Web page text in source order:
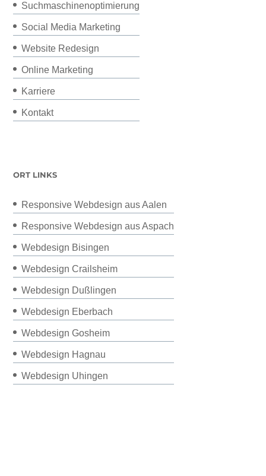
Suchmaschinenoptimierung
Social Media Marketing
Website Redesign
Online Marketing
Karriere
Kontakt
ORT LINKS
Responsive Webdesign aus Aalen
Responsive Webdesign aus Aspach
Webdesign Bisingen
Webdesign Crailsheim
Webdesign Dußlingen
Webdesign Eberbach
Webdesign Gosheim
Webdesign Hagnau
Webdesign Uhingen